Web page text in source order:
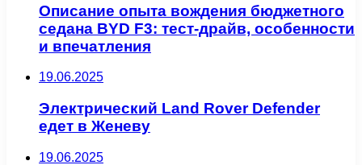
Описание опыта вождения бюджетного
седана BYD F3: тест-драйв, особенности
и впечатления
19.06.2025
Электрический Land Rover Defender
едет в Женеву
19.06.2025